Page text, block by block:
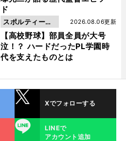
ド
【高校野球】部員全員が大号
泣！？ ハードだったPL学園時
代を支えたものとは
2026.08.06更新
スポルティーバ
動画
Xでフォローする
LINE
LINEで
アカウント追加